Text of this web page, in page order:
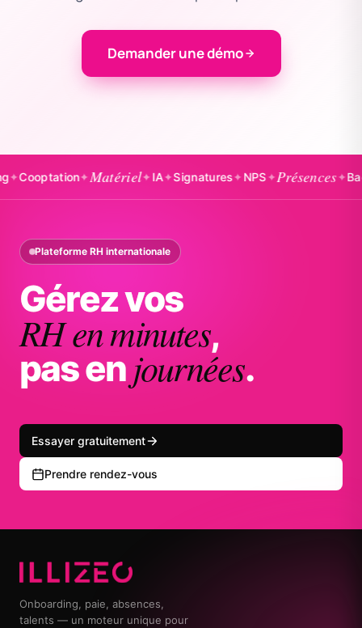
Demander une démo
✦Matériel✦IA✦Signatures✦NPS✦Présences✦
Plateforme RH internationale
Gérez vos
RH en minutes,
pas enjournées.
Essayer gratuitement
Prendre rendez-vous
Onboarding, paie, absences,
talents — un moteur unique pour